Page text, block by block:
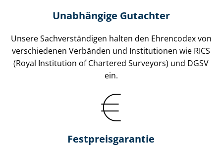
Unabhängige Gutachter
Unsere Sach­ver­stän­di­gen halten den Ehrencodex von
verschiedenen Verbänden und Institutionen wie RICS
(Royal Institution of Chartered Surveyors) und DGSV
ein.
Festpreis​garantie